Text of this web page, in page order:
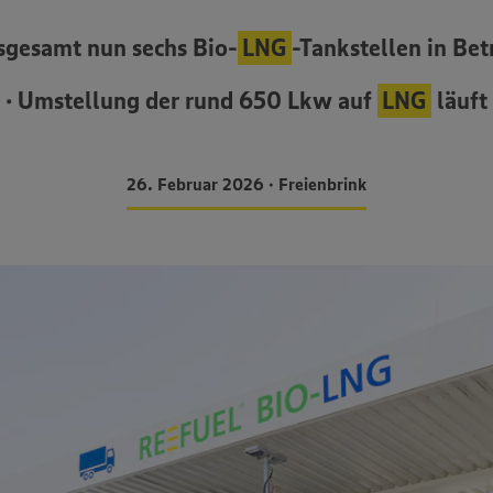
nun sechs Bio- LNG -Tankstellen in
• Umstellung der rund 650 Lkw auf LNG läuft
26. Februar 2026 • Freienbrink